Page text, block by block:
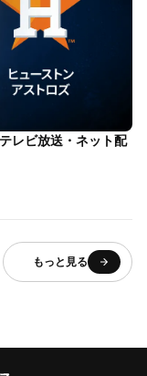
レビ放送・ネット配
もっと見る